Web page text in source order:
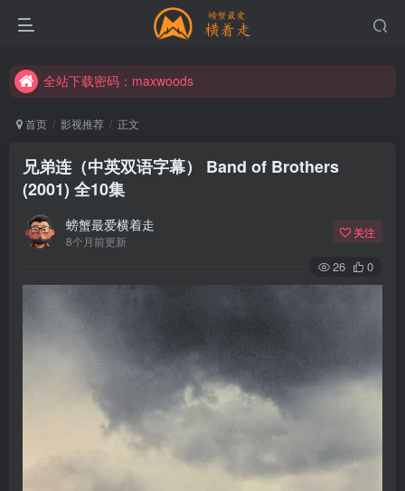
全站下载密码：maxwoods
首页 影视推荐 正文
兄弟连（中英双语字幕） Band of Brothers
(2001) 全10集
螃蟹最爱横着走
8个月前更新
关注
26 0